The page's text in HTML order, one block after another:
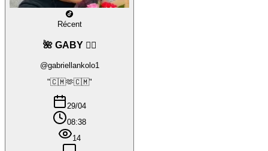
Récent
🌺 GABY ❤️‍🔥
@gabriellankolo1
"🇨🇲🫶🇨🇲"
29/04
08:38
14